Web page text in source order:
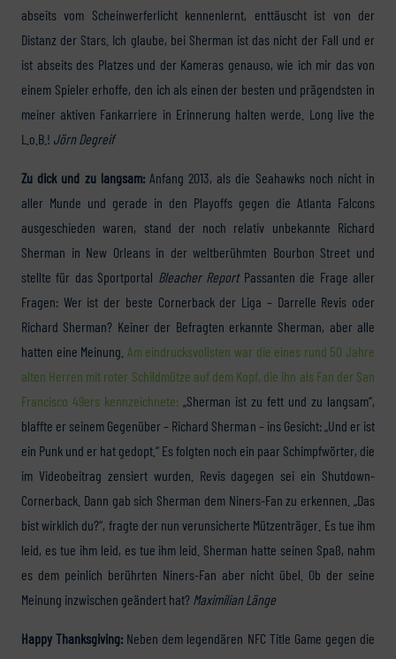
abseits vom Scheinwerferlicht kennenlernt, enttäuscht ist von der
Distanz der Stars. Ich glaube, bei Sherman ist das nicht der Fall und er
ist abseits des Platzes und der Kameras genauso, wie ich mir das von
einem Spieler erhoffe, den ich als einen der besten und prägendsten in
meiner aktiven Fankarriere in Erinnerung halten werde. Long live the
L.o.B.! Jörn Degreif
Zu dick und zu langsam:Anfang 2013, als die Seahawks noch nicht in
aller Munde und gerade in den Playoffs gegen die Atlanta Falcons
ausgeschieden waren, stand der noch relativ unbekannte Richard
Sherman in New Orleans in der weltberühmten Bourbon Street und
stellte für das Sportportal Bleacher ReportPassanten die Frage aller
Fragen: Wer ist der beste Cornerback der Liga – Darrelle Revis oder
Richard Sherman? Keiner der Befragten erkannte Sherman, aber alle
hatten eine Meinung. Am eindrucksvollsten war die eines rund 50 Jahre
alten Herren mit roter Schildmütze auf dem Kopf, die ihn als Fan der San
Francisco 49ers kennzeichnete: „Sherman ist zu fett und zu langsam“,
blaffte er seinem Gegenüber – Richard Sherman – ins Gesicht: „Und er ist
ein Punk und er hat gedopt.“ Es folgten noch ein paar Schimpfwörter, die
im Videobeitrag zensiert wurden. Revis dagegen sei ein Shutdown-
Cornerback. Dann gab sich Sherman dem Niners-Fan zu erkennen. „Das
bist wirklich du?“, fragte der nun verunsicherte Mützenträger. Es tue ihm
leid, es tue ihm leid, es tue ihm leid. Sherman hatte seinen Spaß, nahm
es dem peinlich berührten Niners-Fan aber nicht übel. Ob der seine
Meinung inzwischen geändert hat? Maximilian Länge
Happy Thanksgiving: Neben dem legendären NFC Title Game gegen die